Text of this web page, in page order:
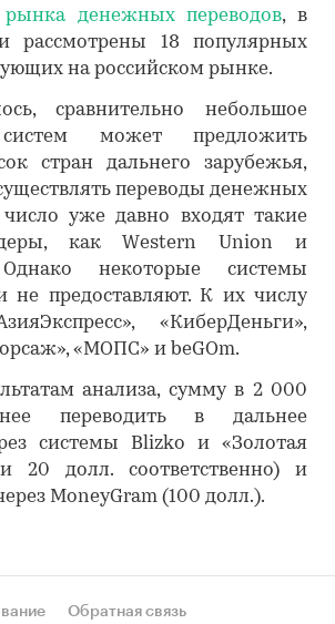
рынка денежных переводов, в
рассмотрены 18 популярных
на российском рынке.
сравнительно небольшое
систем может предложить
стран дальнего зарубежья,
переводы денежных
уже давно входят такие
как Western Union и
Однако некоторые системы
не предоставляют. К их числу
«КиберДеньги»,
«МОПС» и beGOm.
анализа, сумму в 2 000
переводить в дальнее
системы Blizko и «Золотая
20 долл. соответственно) и
MoneyGram (100 долл.).
Обратная связь